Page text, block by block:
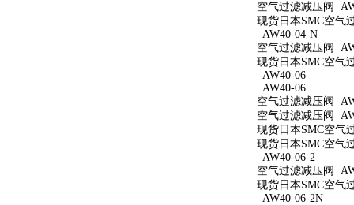
空气过滤减压阀
现货日本SMC空气
AW40-04-N
空气过滤减压阀
现货日本SMC空气
AW40-06
AW40-06
空气过滤减压阀
空气过滤减压阀
现货日本SMC空气
现货日本SMC空气
AW40-06-2
空气过滤减压阀
现货日本SMC空气
AW40-06-2N